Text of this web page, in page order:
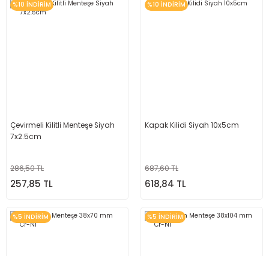
%10 İNDİRİM
Çevirmeli Kilitli Menteşe Siyah
7x2.5cm
286,50 TL
257,85 TL
%10 İNDİRİM
Kapak Kilidi Siyah 10x5cm
687,60 TL
618,84 TL
%5 İNDİRİM %5 İNDİRİM